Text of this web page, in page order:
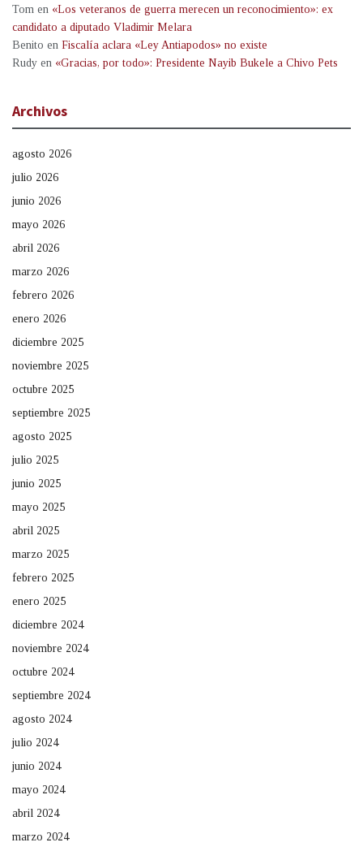
Tom en «Los veteranos de guerra merecen un reconocimiento»: ex
candidato a diputado Vladimir Melara
Benito en Fiscalía aclara «Ley Antiapodos» no existe
Rudy en «Gracias, por todo»: Presidente Nayib Bukele a Chivo Pets
Archivos
agosto 2026
julio 2026
junio 2026
mayo 2026
abril 2026
marzo 2026
febrero 2026
enero 2026
diciembre 2025
noviembre 2025
octubre 2025
septiembre 2025
agosto 2025
julio 2025
junio 2025
mayo 2025
abril 2025
marzo 2025
febrero 2025
enero 2025
diciembre 2024
noviembre 2024
octubre 2024
septiembre 2024
agosto 2024
julio 2024
junio 2024
mayo 2024
abril 2024
marzo 2024